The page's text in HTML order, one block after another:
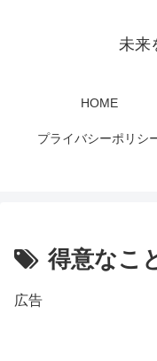
未来
HOME
プライバシーポリシ
得意なこ
広告